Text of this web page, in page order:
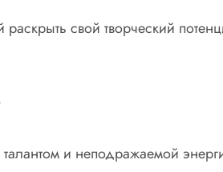
свой творческий
и неподражаемой